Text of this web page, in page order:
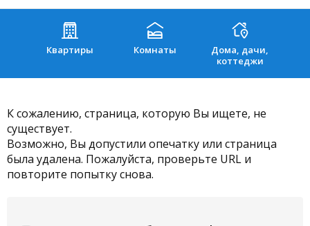
Квартиры Комнаты
Дома, дачи,
коттеджи
К сожалению, страница, которую Вы ищете, не
существует.
Возможно, Вы допустили опечатку или страница
была удалена. Пожалуйста, проверьте URL и
повторите попытку снова.